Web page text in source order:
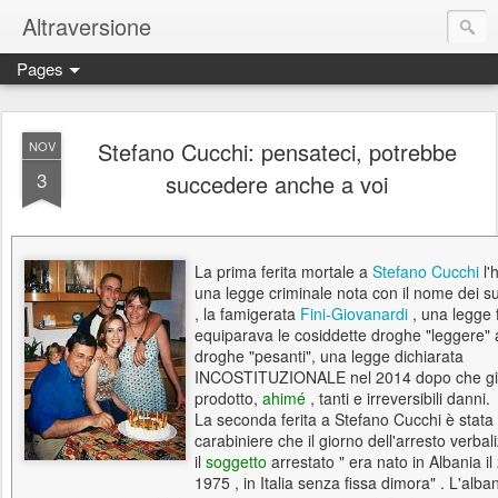
Altraversione
Pages
NOV
3
Stefano Cucchi: pensateci, potrebbe
succedere anche a voi
La prima ferita mortale a Stefano Cucchi
una legge criminale nota con il nome dei
, la famigerata Fini-Giovanardi , una legge
equiparava le cosiddette droghe "leggere"
droghe "pesanti", una legge dichiarata
INCOSTITUZIONALE nel 2014 dopo che
prodotto, ahimé , tanti e irreversibili danni.
La seconda ferita a Stefano Cucchi è
carabiniere che il giorno dell'arresto
il soggetto arrestato " era nato in Albania
1975 , in Italia senza fissa dimora" .